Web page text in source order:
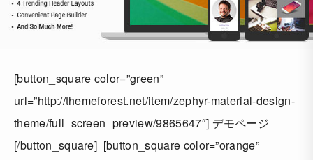
[button_square color=”green”
url=”http://themeforest.net/item/zephyr-material-design-
theme/full_screen_preview/9865647″] デモページ
[/button_square] [button_square color=”orange”